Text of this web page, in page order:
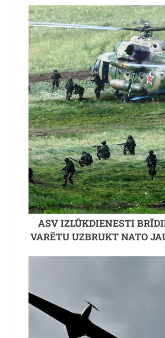
ASV IZLŪKDIENESTI
VARĒTU UZBRUKT NATO